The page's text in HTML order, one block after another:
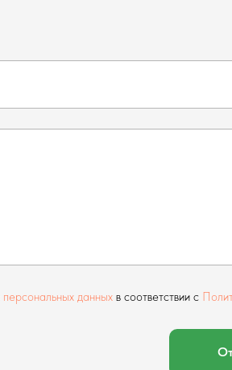
данных в соответствии с